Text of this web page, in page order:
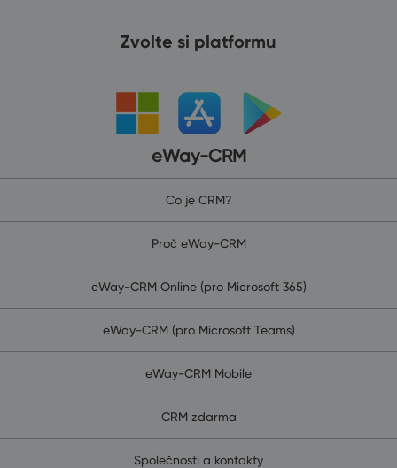
Zvolte si platformu
eWay-CRM
Co je CRM?
Proč eWay-CRM
eWay-CRM Online (pro Microsoft 365)
eWay-CRM (pro Microsoft Teams)
eWay-CRM Mobile
CRM zdarma
Společnosti a kontakty